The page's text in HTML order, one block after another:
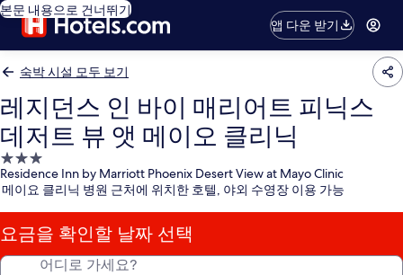
본문 내용으로 건너뛰기
앱 다운 받기
숙박 시설 모두 보기
레지던스 인 바이 매리어트 피닉스
데저트 뷰 앳 메이오 클리닉
3.0
성
급
숙
박
시
Residence Inn by Marriott Phoenix Desert View at Mayo Clinic
메이요 클리닉 병원 근처에 위치한 호텔, 야외 수영장 이용 가능
요금을 확인할 날짜 선택
어디로 가세요?